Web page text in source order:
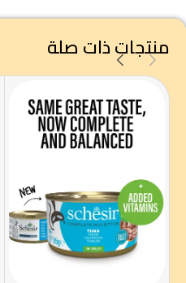
منتجات ذات صلة